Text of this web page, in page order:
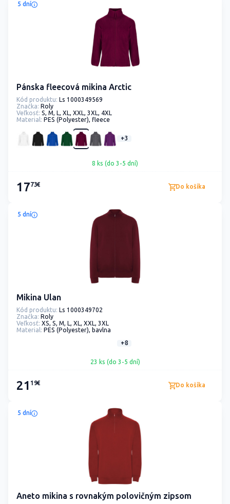
5 dní
Pánska fleecová mikina Arctic
Kód produktu: Ls 1000349569
Značka: Roly
Veľkosť: S, M, L, XL, XXL, 3XL, 4XL
Material: PES (Polyester), fleece
+3
8 ks (do 3-5 dní)
1773€ Do košíka
5 dní
Mikina Ulan
Kód produktu: Ls 1000349702
Značka: Roly
Veľkosť: XS, S, M, L, XL, XXL, 3XL
Material: PES (Polyester), bavlna
+8
23 ks (do 3-5 dní)
21 19€ Do košíka
5 dní
Aneto mikina s rovnakým polovičným zipsom